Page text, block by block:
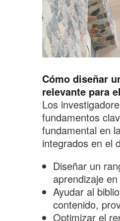
Cómo diseñar
relevante para
Los
fundamentos
fundamental en
integrados en el
Diseñar un
aprendizaje
Ayudar al
contenido,
Optimizar el